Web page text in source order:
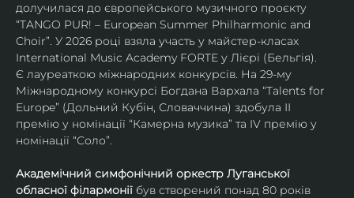
долучилася до європейського музичного проєкту
“TANGO PUR! – European Summer Philharmonic and
Choir”. У 2026 році взяла участь у майстер-класах
International Music Academy FORTE у Лієрі (Бельгія).
Є лауреаткою міжнародних конкурсів. На 29-му
Міжнародному конкурсі Богдана Вархала “Talents for
Europe” (Дольний Кубін, Словаччина) здобула ІІ
премію у номінації “Камерна музика” та IV премію у
номінації “Соло”.
Академічний симфонічний оркестр Луганської
обласної філармонії був створений понад 80 років